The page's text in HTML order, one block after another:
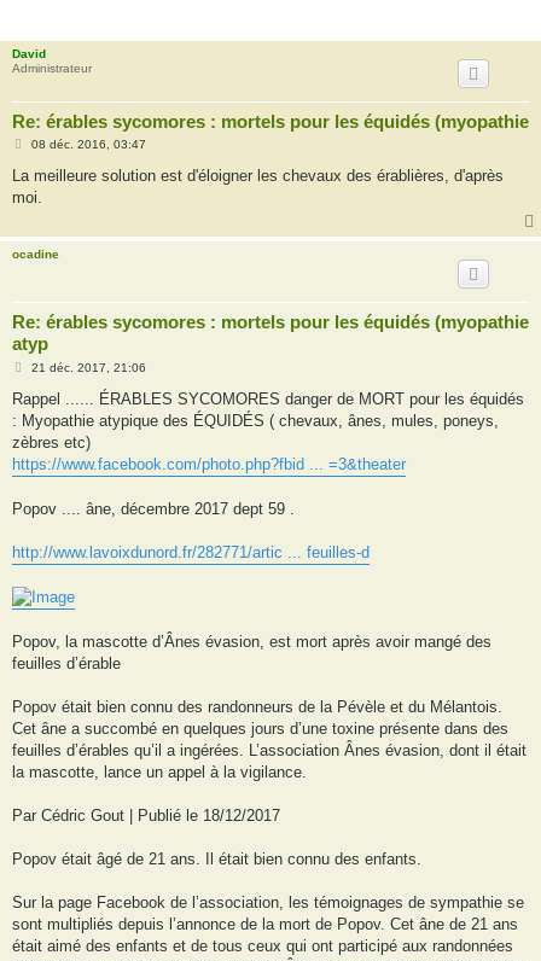
David
Administrateur
Re: érables sycomores : mortels pour les équidés (myopathie
M
s
a
08 déc. 2016, 03:47
La meilleure solution est d'éloigner les chevaux des érablières, d'après
moi.
ocadine
Re: érables sycomores : mortels pour les équidés (myopathie
atyp
M
s
s
a
g
21 déc. 2017, 21:06
Rappel ...... ÉRABLES SYCOMORES danger de MORT pour les équidés
: Myopathie atypique des ÉQUIDÉS ( chevaux, ânes, mules, poneys,
zèbres etc)
https://www.facebook.com/photo.php?fbid ... =3&theater
Popov .... âne, décembre 2017 dept 59 .
http://www.lavoixdunord.fr/282771/artic ... feuilles-d
Popov, la mascotte d’Ânes évasion, est mort après avoir mangé des
feuilles d’érable
Popov était bien connu des randonneurs de la Pévèle et du Mélantois.
Cet âne a succombé en quelques jours d’une toxine présente dans des
feuilles d’érables qu’il a ingérées. L’association Ânes évasion, dont il était
la mascotte, lance un appel à la vigilance.
Par Cédric Gout | Publié le 18/12/2017
Popov était âgé de 21 ans. Il était bien connu des enfants.
Sur la page Facebook de l’association, les témoignages de sympathie se
sont multipliés depuis l’annonce de la mort de Popov. Cet âne de 21 ans
était aimé des enfants et de tous ceux qui ont participé aux randonnées